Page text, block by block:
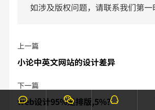
如涉及版权问题，请联系我们第一
上一篇
小论中英文网站的设计差异
下一篇
web设计95%是排版,5%?